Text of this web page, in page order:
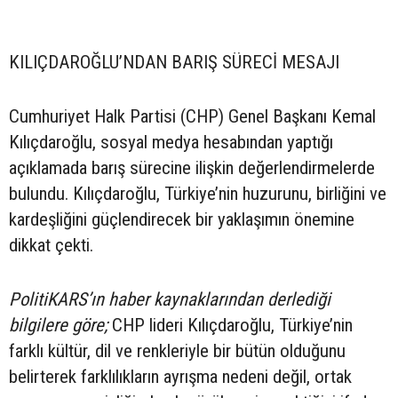
KILIÇDAROĞLU’NDAN BARIŞ SÜRECİ MESAJI
Cumhuriyet Halk Partisi (CHP) Genel Başkanı Kemal
Kılıçdaroğlu, sosyal medya hesabından yaptığı
açıklamada barış sürecine ilişkin değerlendirmelerde
bulundu. Kılıçdaroğlu, Türkiye’nin huzurunu, birliğini ve
kardeşliğini güçlendirecek bir yaklaşımın önemine
dikkat çekti.
PolitiKARS’ın haber kaynaklarından derlediği
bilgilere göre;CHP lideri Kılıçdaroğlu, Türkiye’nin
farklı kültür, dil ve renkleriyle bir bütün olduğunu
belirterek farklılıkların ayrışma nedeni değil, ortak